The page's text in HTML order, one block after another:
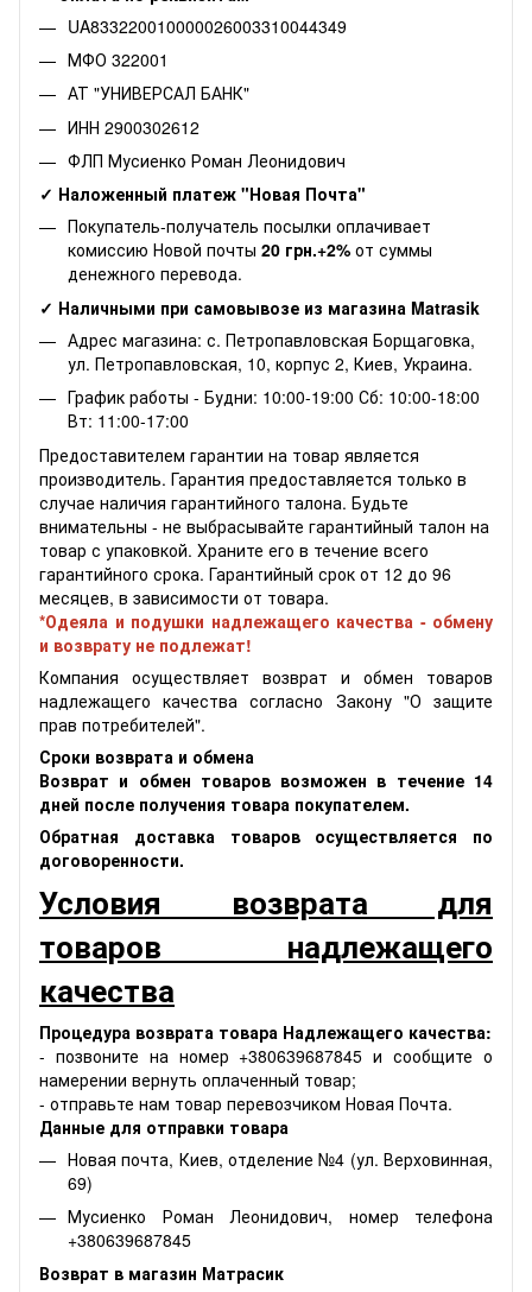
UA833220010000026003310044349
МФО 322001
АТ "УНИВЕРСАЛ БАНК"
ИНН 2900302612
ФЛП Мусиенко Роман Леонидович
✓ Наложенный платеж "Новая Почта"
Покупатель-получатель посылки оплачивает
комиссию Новой почты 20 грн.+2% от суммы
денежного перевода.
✓ Наличными при самовывозе из магазина Matrasik
Адрес магазина: с. Петропавловская Борщаговка,
ул. Петропавловская, 10, корпус 2, Киев, Украина.
График работы - Будни: 10:00-19:00 Сб: 10:00-18:00
Вт: 11:00-17:00
Предоставителем гарантии на товар является
производитель. Гарантия предоставляется только в
случае наличия гарантийного талона. Будьте
внимательны - не выбрасывайте гарантийный талон на
товар с упаковкой. Храните его в течение всего
гарантийного срока. Гарантийный срок от 12 до 96
месяцев, в зависимости от товара.
*Одеяла и подушки надлежащего качества - обмену
и возврату не подлежат!
Компания осуществляет возврат и обмен товаров
надлежащего качества согласно Закону "О защите
прав потребителей".
Сроки возврата и обмена
Возврат и обмен товаров возможен в течение 14
дней после получения товара покупателем.
Обратная доставка товаров осуществляется по
договоренности.
Условия возврата для
товаров надлежащего
качества
Процедура возврата товара Надлежащего качества:
- позвоните на номер +380639687845 и сообщите о
намерении вернуть оплаченный товар;
- отправьте нам товар перевозчиком Новая Почта.
Данные для отправки товара
Новая почта, Киев, отделение №4 (ул. Верховинная,
69)
Мусиенко Роман Леонидович, номер телефона
+380639687845
Возврат в магазин Матрасик